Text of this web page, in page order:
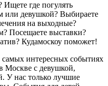
Ищете где погулять
или девушкой? Выбираете
на выходные?
Посещаете выставки?
Кудамоскоу поможет!
интересных событиях
Москве с девушкой,
У нас только лучшие